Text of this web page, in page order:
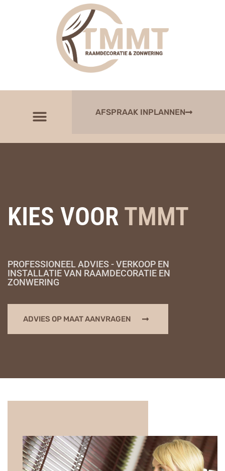
AFSPRAAK INPLANNEN
KIES VOOR TMMT
PROFESSIONEEL ADVIES - VERKOOP EN
INSTALLATIE VAN RAAMDECORATIE EN
ZONWERING
ADVIES OP MAAT AANVRAGEN